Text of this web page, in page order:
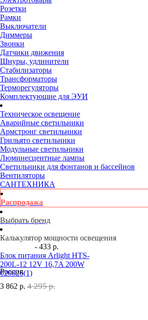
Розетки
Рамки
Выключатели
Диммеры
Звонки
Датчики движения
Шнуры, удлинители
Стабилизаторы
Трансформаторы
Терморегуляторы
Комплектующие для ЭУИ
Техническое освещение
Аварийные светильники
Армстронг светильники
Грильято светильники
Модульные светильники
Люминесцентные лампы
Светильники для фонтанов и бассейнов
Вентиляторы
САНТЕХНИКА
Распродажа
Выбрать бренд
Калькулятор мощности освещения
- 433 р.
Блок питания Arlight HTS-
200L-12 12V 16,7A 200W
020826(1)
Россия
3 862 р. 4 295 р.